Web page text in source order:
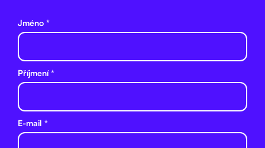
Jméno *
Příjmení *
E-mail *